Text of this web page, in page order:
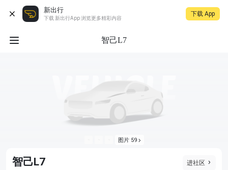
新出行
下载 新出行App 浏览更多精彩内容
下载 App
智己L7
图片 59
进社区
智己L7